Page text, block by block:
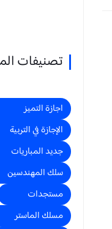
تصنيفات
اجازة التميز
الإجازة في التربية
جديد المباريات
سلك المهندسين
مستجدات
مسلك الماستر